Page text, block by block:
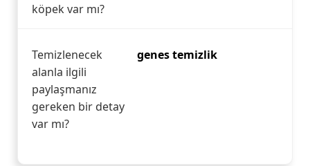
köpek var mı?
Temizlenecek
alanla ilgili
paylaşmanız
gereken bir detay
var mı?
genes temizlik